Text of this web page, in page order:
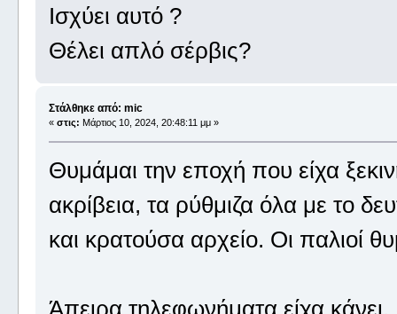
Ισχύει αυτό ?
Θέλει απλό σέρβις?
Στάλθηκε από: mic
« στις: Μάρτιος 10, 2024, 20:48:11 μμ »
Θυμάμαι την εποχή που είχα
ακρίβεια, τα ρύθμιζα όλα με το
και κρατούσα αρχείο. Οι παλιοί
Άπειρα τηλεφωνήματα είχα